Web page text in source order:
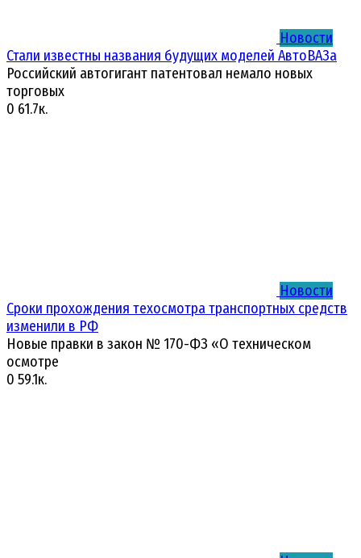
Новости
Стали известны названия будущих моделей АвтоВАЗа
Российский автогигант патентовал немало новых
торговых
0 61.7к.
Новости
Сроки прохождения техосмотра транспортных средств
изменили в РФ
Новые правки в закон № 170-ФЗ «О техническом
осмотре
0 59.1к.